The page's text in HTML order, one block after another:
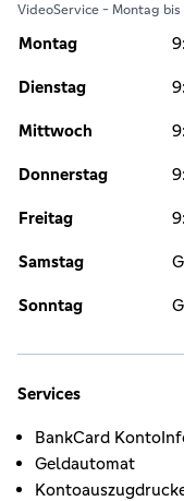
VideoService - Montag
Montag
Dienstag
Mittwoch
Donnerstag
Freitag
Samstag
Sonntag
Services
BankCard
Geldautomat